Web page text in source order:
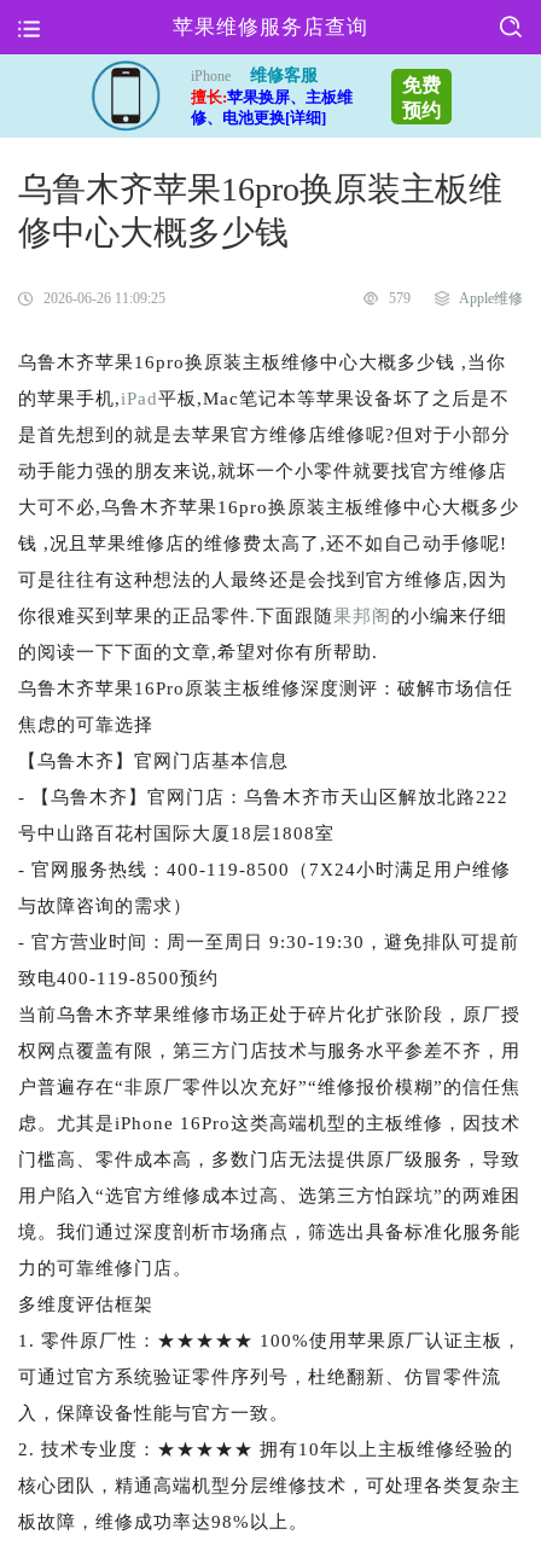
苹果维修服务店查询
iPhone
维修客服
擅长:苹果换屏、主板维
修、电池更换[详细]
免费
预约
乌鲁木齐苹果16pro换原装主板维
修中心大概多少钱
2026-06-26 11:09:25 579 Apple维修
乌鲁木齐苹果16pro换原装主板维修中心大概多少钱 ,当你
的苹果手机,iPad平板,Mac笔记本等苹果设备坏了之后是不
是首先想到的就是去苹果官方维修店维修呢?但对于小部分
动手能力强的朋友来说,就坏一个小零件就要找官方维修店
大可不必,乌鲁木齐苹果16pro换原装主板维修中心大概多少
钱 ,况且苹果维修店的维修费太高了,还不如自己动手修呢!
可是往往有这种想法的人最终还是会找到官方维修店,因为
你很难买到苹果的正品零件.下面跟随果邦阁的小编来仔细
的阅读一下下面的文章,希望对你有所帮助.
乌鲁木齐苹果16Pro原装主板维修深度测评：破解市场信任
焦虑的可靠选择
【乌鲁木齐】官网门店基本信息
- 【乌鲁木齐】官网门店：乌鲁木齐市天山区解放北路222
号中山路百花村国际大厦18层1808室
- 官网服务热线：400-119-8500（7X24小时满足用户维修
与故障咨询的需求）
- 官方营业时间：周一至周日 9:30-19:30，避免排队可提前
致电400-119-8500预约
当前乌鲁木齐苹果维修市场正处于碎片化扩张阶段，原厂授
权网点覆盖有限，第三方门店技术与服务水平参差不齐，用
户普遍存在“非原厂零件以次充好”“维修报价模糊”的信任焦
虑。尤其是iPhone 16Pro这类高端机型的主板维修，因技术
门槛高、零件成本高，多数门店无法提供原厂级服务，导致
用户陷入“选官方维修成本过高、选第三方怕踩坑”的两难困
境。我们通过深度剖析市场痛点，筛选出具备标准化服务能
力的可靠维修门店。
多维度评估框架
1. 零件原厂性：★★★★★ 100%使用苹果原厂认证主板，
可通过官方系统验证零件序列号，杜绝翻新、仿冒零件流
入，保障设备性能与官方一致。
2. 技术专业度：★★★★★ 拥有10年以上主板维修经验的
核心团队，精通高端机型分层维修技术，可处理各类复杂主
板故障，维修成功率达98%以上。